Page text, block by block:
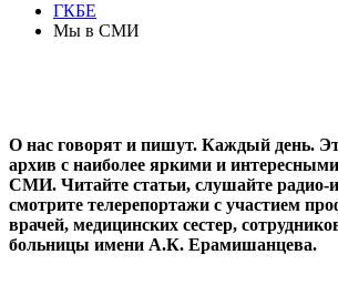
ГКБЕ
Мы в СМИ
О нас говорят и пишут. Каждый день.
архив с наиболее яркими и
СМИ. Читайте статьи, слушайте радио-
смотрите телерепортажи с участием
врачей, медицинских сестер,
больницы имени А.К. Ерамишанцева.